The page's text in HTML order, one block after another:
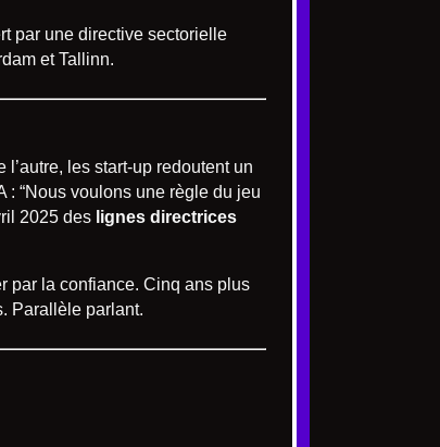
par une directive sectorielle
et Tallinn.
les start-up redoutent un
: “Nous voulons une règle du jeu
2025 des lignes directrices
par la confiance. Cinq ans plus
Parallèle parlant.